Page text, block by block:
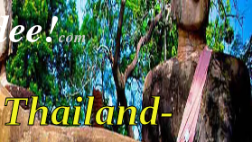
com